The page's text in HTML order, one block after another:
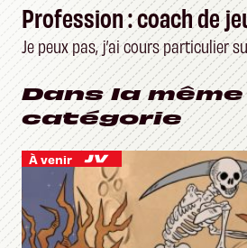
Profession : coach de
Je peux pas, j’ai cours particulier
Dans la même
catégorie
À venir